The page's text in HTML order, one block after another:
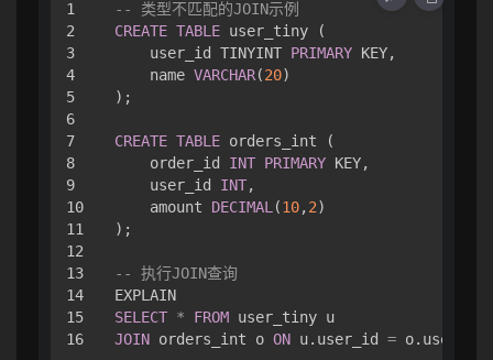
1
2
3
4
5
6
7
8
9
10
11
12
13
14
15
-- 类型不匹配的JOIN示例
CREATE TABLE user_tiny (
    user_id TINYINT
PRIMARY KEY,
    name
VARCHAR(20)
);
CREATE TABLE orders_int (
    order_id
INT PRIMARY KEY,
    user_id
INT,
    amount
DECIMAL(10,2)
);
-- 执行JOIN查询
SELECT * FROM
JOIN orders_int o ON u.user_id =